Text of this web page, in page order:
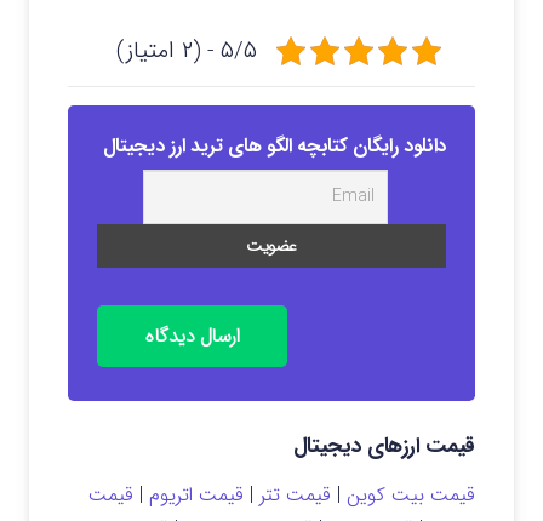
۵/۵ - (۲ امتیاز)
دانلود رایگان کتابچه الگو های ترید ارز دیجیتال
ارسال دیدگاه
قیمت ارزهای دیجیتال
قیمت بیت کوین | قیمت تتر | قیمت اتریوم | قیمت